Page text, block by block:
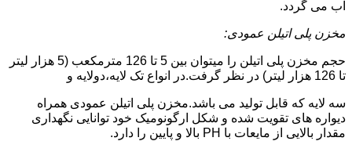
آب می گردد.
مخزن پلی اتیلن عمودی:
حجم مخزن پلی اتیلن را میتوان بین 5 تا 126 مترمکعب (5 هزار لیتر
تا 126 هزار لیتر) در نظر گرفت.در انواع تک لایه،دولایه و
سه لایه که قابل تولید می باشد.مخزن پلی اتیلن عمودی همراه
دیواره های تقویت شده و شکل ارگونومیک خود توانایی نگهداری
مقدار بالایی از مایعات با PH بالا و پایین را دارد.